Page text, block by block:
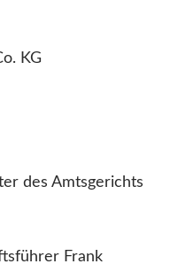
KG
des Amtsgerichts
Frank